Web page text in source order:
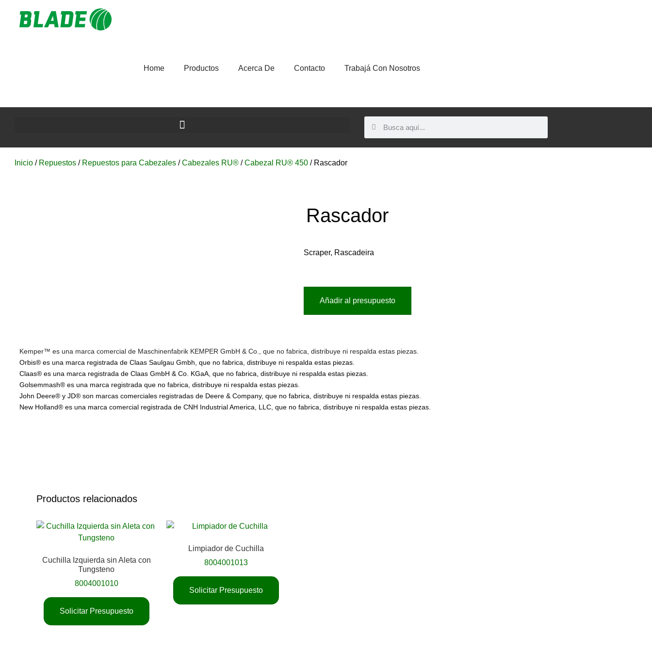
Home Productos Acerca De Contacto Trabajá Con Nosotros
Inicio / Repuestos / Repuestos para Cabezales /Cabezales RU® /Cabezal RU® 450 / Rascador
Rascador
Scraper, Rascadeira
Añadir al presupuesto
Kemper™ es una marca comercial de Maschinenfabrik KEMPER GmbH & Co., que no fabrica, distribuye ni respalda estas piezas.
Orbis® es una marca registrada de Claas Saulgau Gmbh, que no fabrica, distribuye ni respalda estas piezas.
Claas® es una marca registrada de Claas GmbH & Co. KGaA, que no fabrica, distribuye ni respalda estas piezas.
Golsemmash® es una marca registrada que no fabrica, distribuye ni respalda estas piezas.
John Deere® y JD® son marcas comerciales registradas de Deere & Company, que no fabrica, distribuye ni respalda estas piezas.
New Holland® es una marca comercial registrada de CNH Industrial America, LLC, que no fabrica, distribuye ni respalda estas piezas.
Productos relacionados
Cuchilla Izquierda sin Aleta con
Tungsteno
8004001010
Solicitar Presupuesto
Limpiador de Cuchilla
8004001013
Solicitar Presupuesto